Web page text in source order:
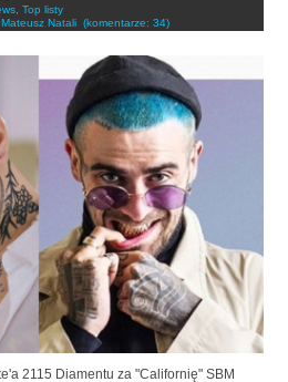
Top listy
Mateusz Natali (komentarze: 34)
2115 Diamentu za "Californię" SBM